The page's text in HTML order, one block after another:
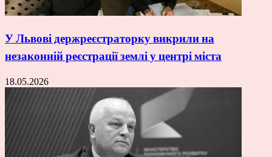
У Львові держреєстраторку викрили на
незаконній реєстрації землі у центрі міста
18.05.2026